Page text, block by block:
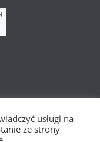
. Wszystkie
usługi na
ze strony